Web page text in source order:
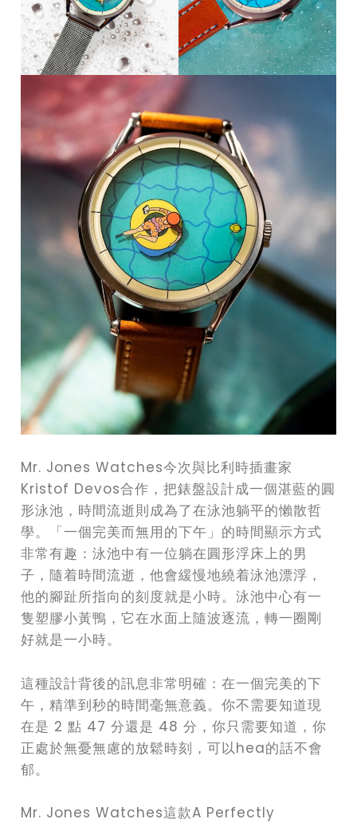
Mr. Jones Watches今次與比利時插畫家
Kristof Devos合作，把錶盤設計成一個湛藍的圓
形泳池，時間流逝則成為了在泳池躺平的懶散哲
學。「一個完美而無用的下午」的時間顯示方式
非常有趣：泳池中有一位躺在圓形浮床上的男
子，隨着時間流逝，他會緩慢地繞着泳池漂浮，
他的腳趾所指向的刻度就是小時。泳池中心有一
隻塑膠小黃鴨，它在水面上隨波逐流，轉一圈剛
好就是一小時。
這種設計背後的訊息非常明確：在一個完美的下
午，精準到秒的時間毫無意義。你不需要知道現
在是 2 點 47 分還是 48 分，你只需要知道，你
正處於無憂無慮的放鬆時刻，可以hea的話不會
郁。
Mr. Jones Watches這款A Perfectly